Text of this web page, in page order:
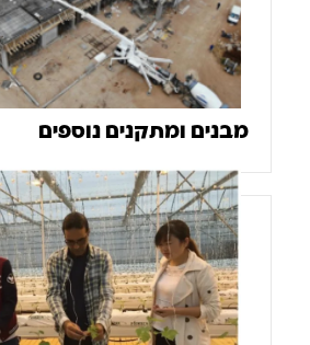
מבנים ומתקנים נוספים